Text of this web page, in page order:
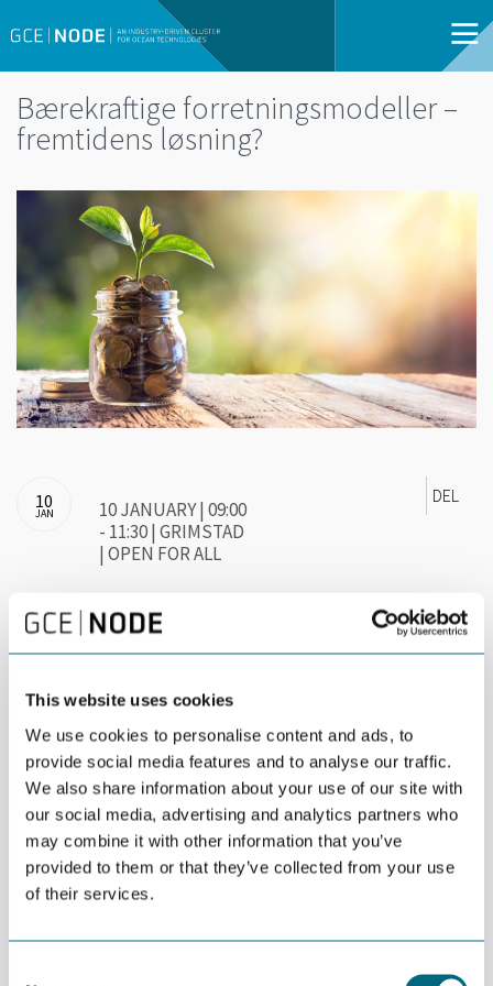
This website uses cookies
We use cookies to personalise content and ads, to
provide social media features and to analyse our traffic.
We also share information about your use of our site with
our social media, advertising and analytics partners who
may combine it with other information that you’ve
provided to them or that they’ve collected from your use
of their services.
Bærekraftige forretningsmodeller –
fremtidens løsning?
10
JAN
10 JANUARY | 09:00
- 11:30 | GRIMSTAD
| OPEN FOR ALL
DEL
Global omstilling skaper fremtidens
vekstmarkeder.
En bærekraftig løsning opererer innenfor planetens tåleevne, er
sosialt inkluderende og lønnsom! Forretningsmodellene bør
være grønne og ansvarlige både for gründere og for etablerte
bedrifter.
Kom og hør hvordanSTORMBERG, KRISTIANSAND
DYREPARK OG FRAMEWORKSjobber med sine
forretningsmodeller rundt tema bærekraft.
De tre hovedutfordringene verden står overfor er